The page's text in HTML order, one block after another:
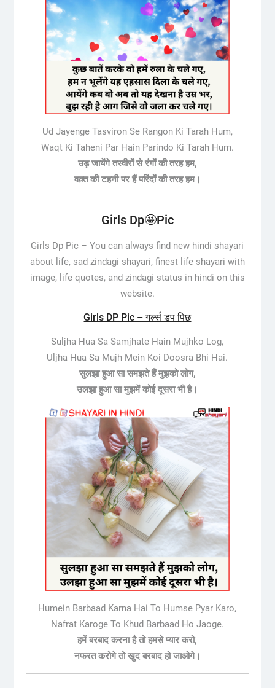
Ud Jayenge Tasviron Se Rangon Ki Tarah Hum,
Waqt Ki Taheni Par Hain Parindo Ki Tarah Hum.
उड़ जायेंगे तस्वीरों से रंगों की तरह हम,
वक़्त की टहनी पर हैं परिंदों की तरह हम।
Girls Dp🤩Pic
Girls Dp Pic –You can always find new hindi shayari
about life, sad zindagi shayari, finest life shayari with
image, life quotes, and zindagi status in hindi on this
website.
Girls DP Pic – गर्ल्स डप पिछ
Suljha Hua Sa Samjhate Hain Mujhko Log,
Uljha Hua Sa Mujh Mein Koi Doosra Bhi Hai.
सुलझा हुआ सा समझते हैं मुझको लोग,
उलझा हुआ सा मुझमें कोई दूसरा भी है।
Humein Barbaad Karna Hai To Humse Pyar Karo,
Nafrat Karoge To Khud Barbaad Ho Jaoge.
हमें बरबाद करना है तो हमसे प्यार करो,
नफरत करोगे तो खुद बरबाद हो जाओगे।